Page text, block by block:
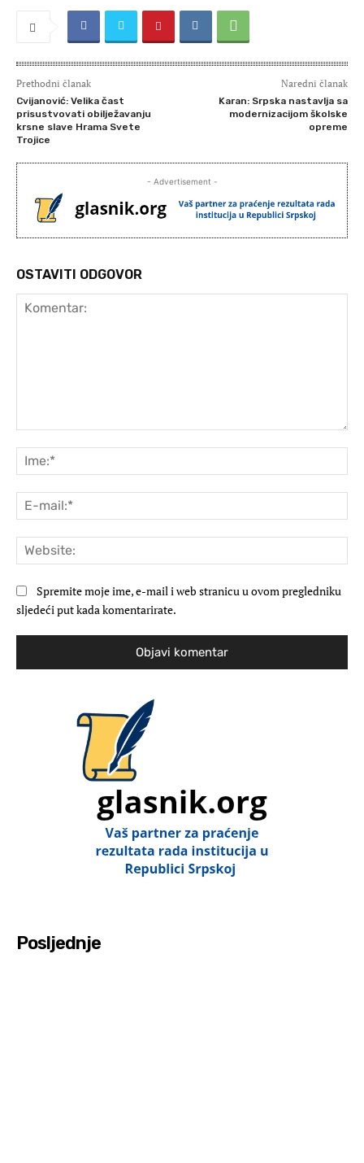
Prethodni članak
Cvijanović: Velika čast
prisustvovati obilježavanju
krsne slave Hrama Svete
Trojice
Naredni članak
Karan: Srpska nastavlja sa
modernizacijom školske
opreme
- Advertisement -
OSTAVITI ODGOVOR
Spremite moje ime, e-mail i web stranicu u ovom pregledniku
sljedeći put kada komentarirate.
Posljednje